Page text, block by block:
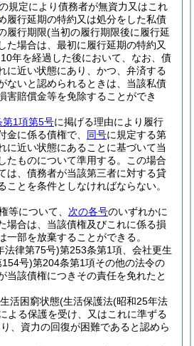
規定により債務者が無資力又はこれ
履行延期の特約又は処分をした私債
履行期限(当初の履行期限後に履行延
た場合は、最初に履行延期の特約又
年を経過した後において、なお、債
に近い状態にあり、かつ、弁済する
ないと認められるときは、当該私債
害賠償金等を免除することができ
第1項第5号に掲げる理由により履行
金に係る債権で、 同号に規定する第
に近い状態にあることに基づいて当
たものについて準用する。
この場合
は、債務者が当該第三者に対する貸
ことを条件としなければならない。
等について、 次の各号のいずれかに
場合は、当該債権及びこれに係る損
一部を放棄することができる。
法律第75号)第253条第1項、会社更生
号)第204条第1項その他の法令の
当該債権につきその責任を免れたと
活困窮状態(生活保護法(昭和25年法
よる保護を受け、又はこれに準ずる
、資力の回復が困難であると認めら